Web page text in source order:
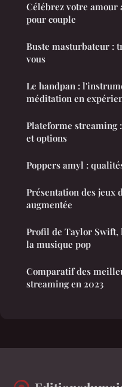
Célébrez votre amour
pour couple
Buste masturbateur :
vous
Le handpan :
méditation en
Plateforme streaming
et options
Poppers amyl :
Présentation des jeux
augmentée
Profil de Taylor Swift,
la musique pop
Comparatif des
streaming en 2023